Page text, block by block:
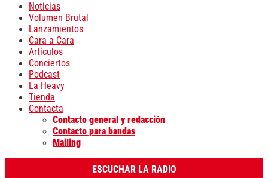
Noticias
Volumen Brutal
Lanzamientos
Cara a Cara
Artículos
Conciertos
Podcast
La Heavy
Tienda
Contacta
Contacto general y redacción
Contacto para bandas
Mailing
ESCUCHAR LA RADIO